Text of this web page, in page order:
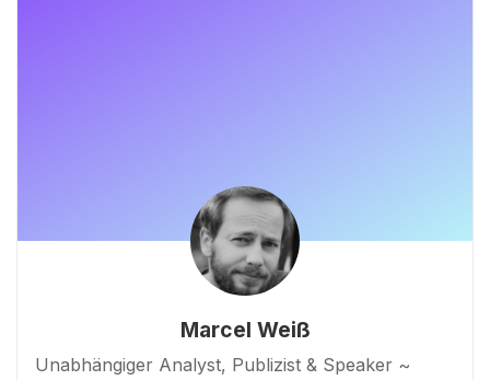
Marcel Weiß
Unabhängiger Analyst, Publizist & Speaker ~